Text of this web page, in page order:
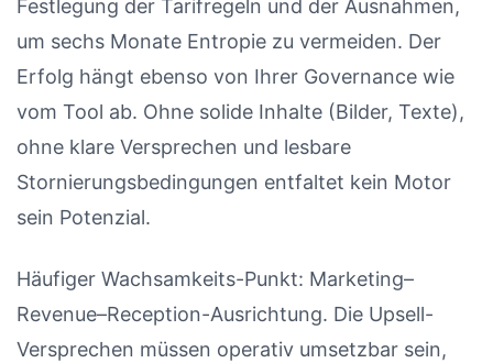
Festlegung der Tarifregeln und der Ausnahmen,
um sechs Monate Entropie zu vermeiden. Der
Erfolg hängt ebenso von Ihrer Governance wie
vom Tool ab. Ohne solide Inhalte (Bilder, Texte),
ohne klare Versprechen und lesbare
Stornierungsbedingungen entfaltet kein Motor
sein Potenzial.
Häufiger Wachsamkeits-Punkt: Marketing–
Revenue–Reception-Ausrichtung. Die Upsell-
Versprechen müssen operativ umsetzbar sein,